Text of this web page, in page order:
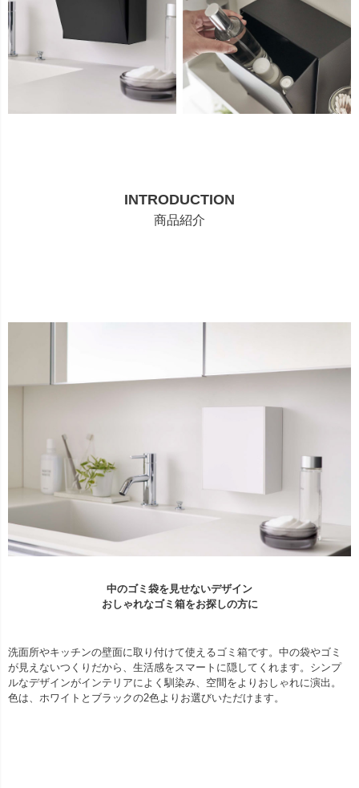
INTRODUCTION
商品紹介
中のゴミ袋を見せないデザイン
おしゃれなゴミ箱をお探しの方に
洗面所やキッチンの壁面に取り付けて使えるゴミ箱です。中の袋やゴミ
が見えないつくりだから、生活感をスマートに隠してくれます。シンプ
ルなデザインがインテリアによく馴染み、空間をよりおしゃれに演出。
色は、ホワイトとブラックの2色よりお選びいただけます。